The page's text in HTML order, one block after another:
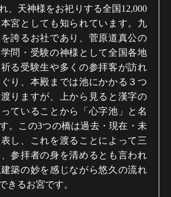
、天神様をお祀りする全国 12,000
宮としても知られています。九
誇るお社であり、菅原道真公の
問・受験の神様として全国各地
る受験生や多くの参拝客が訪れ
り、本殿までは池にかかる３つ
りますが、上から見ると漢字の
っていることから「心字池」と名
。この3つの橋は過去・現在・未
し、これを渡ることによって三
参拝者の身を清めるとも言われ
築の妙を感じながら悠久の流れ
きるお宮です。